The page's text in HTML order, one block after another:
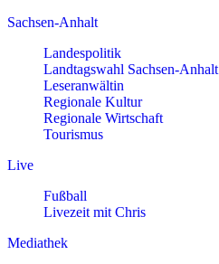
Sachsen-Anhalt
Landespolitik
Landtagswahl Sachsen-Anhalt
Leseranwältin
Regionale Kultur
Regionale Wirtschaft
Tourismus
Live
Fußball
Livezeit mit Chris
Mediathek